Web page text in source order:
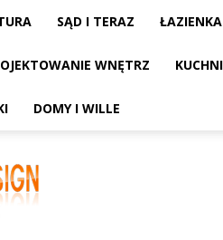
SĄD I TERAZ ŁAZIENKA
WNĘTRZ
DOMY I WILLE